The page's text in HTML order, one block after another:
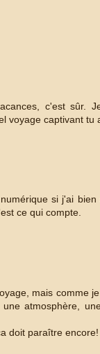
c'est sûr.
voyage captivant tu
si j'ai
ce qui compte.
mais comme
atmosphère,
doit paraître encore!